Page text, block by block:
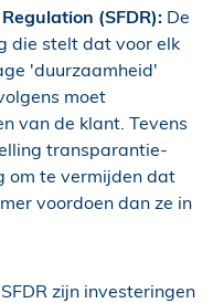
(SFDR): De
die stelt dat voor elk
'duurzaamheid'
moet
van de klant. Tevens
transparantie-
om te vermijden dat
voordoen dan ze in
zijn investeringen